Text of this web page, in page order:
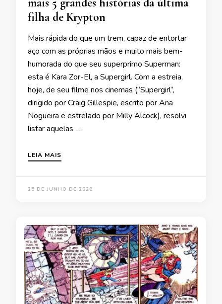
filha de Krypton
Mais rápida do que um trem, capaz de entortar
aço com as próprias mãos e muito mais bem-
humorada do que seu superprimo Superman:
esta é Kara Zor-El, a Supergirl. Com a estreia,
hoje, de seu filme nos cinemas (“Supergirl“,
dirigido por Craig Gillespie, escrito por Ana
Nogueira e estrelado por Milly Alcock), resolvi
listar aquelas …
LEIA MAIS
25 DE JUNHO DE 2026